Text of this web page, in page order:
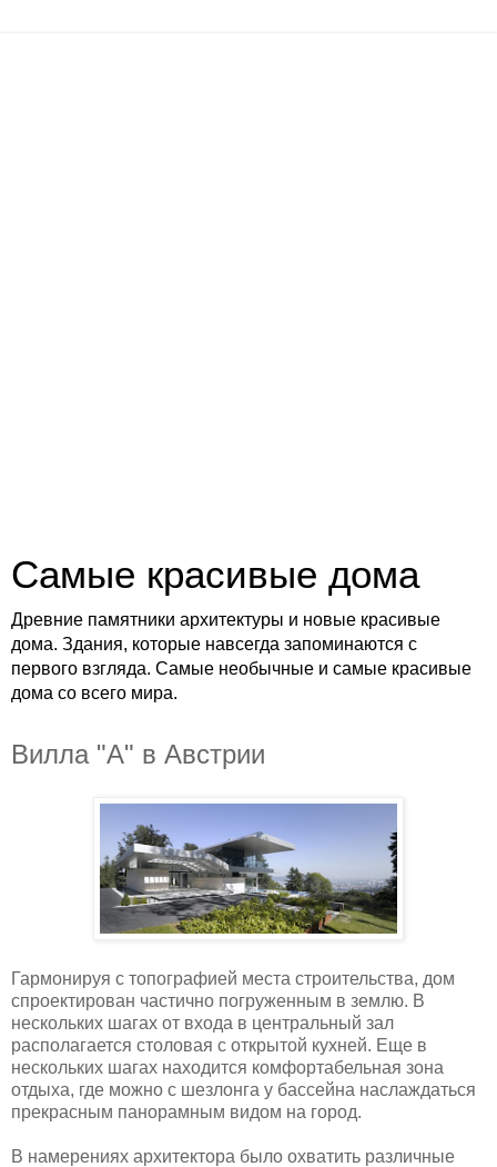
Самые красивые дома
Древние памятники архитектуры и новые красивые
дома. Здания, которые навсегда запоминаются с
первого взгляда. Самые необычные и самые красивые
дома со всего мира.
Вилла "А" в Австрии
Гармонируя с топографией места строительства, дом
спроектирован частично погруженным в землю. В
нескольких шагах от входа в центральный зал
располагается столовая с открытой кухней. Еще в
нескольких шагах находится комфортабельная зона
отдыха, где можно с шезлонга у бассейна наслаждаться
прекрасным панорамным видом на город.
В намерениях архитектора было охватить различные